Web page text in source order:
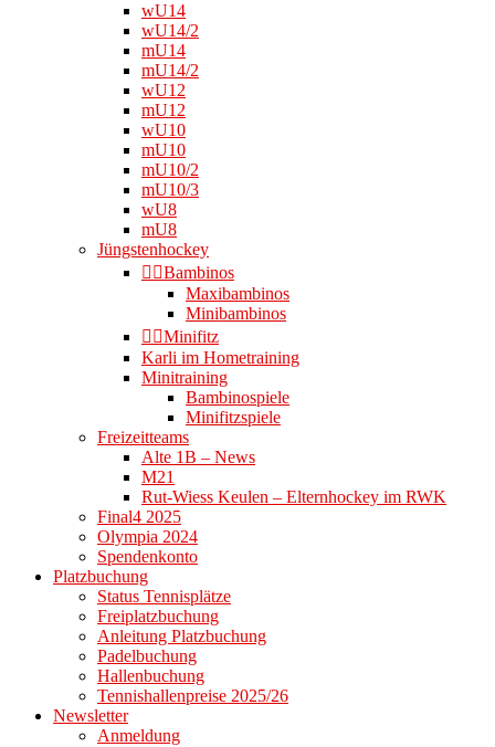
wU14
wU14/2
mU14
mU14/2
wU12
mU12
wU10
mU10
mU10/2
mU10/3
wU8
mU8
Jüngstenhockey
👉🏻Bambinos
Maxibambinos
Minibambinos
👉🏻Minifitz
Karli im Hometraining
Minitraining
Bambinospiele
Minifitzspiele
Freizeitteams
Alte 1B – News
M21
Rut-Wiess Keulen – Elternhockey im RWK
Final4 2025
Olympia 2024
Spendenkonto
Platzbuchung
Status Tennisplätze
Freiplatzbuchung
Anleitung Platzbuchung
Padelbuchung
Hallenbuchung
Tennishallenpreise 2025/26
Newsletter
Anmeldung